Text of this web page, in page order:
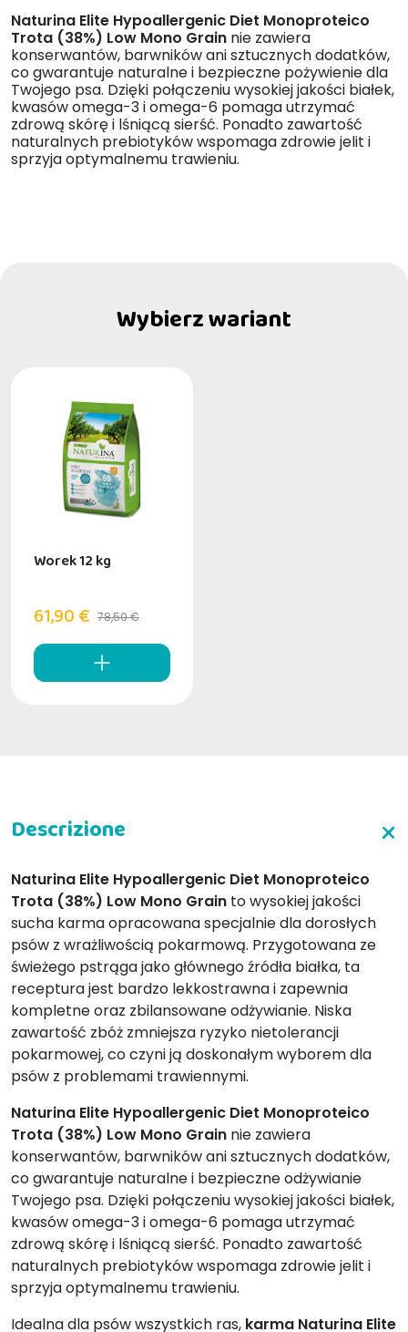
Naturina Elite Hypoallergenic Diet Monoproteico
Trota (38%) Low Mono Grain nie zawiera
konserwantów, barwników ani sztucznych dodatków,
co gwarantuje naturalne i bezpieczne pożywienie dla
Twojego psa. Dzięki połączeniu wysokiej jakości białek,
kwasów omega-3 i omega-6 pomaga utrzymać
zdrową skórę i lśniącą sierść. Ponadto zawartość
naturalnych prebiotyków wspomaga zdrowie jelit i
sprzyja optymalnemu trawieniu.
Wybierz wariant
Worek 12 kg
61,90 € 78,50 €
Naturina Elite Hypoallergenic Diet Monoproteico
Trota (38%) Low Mono Grain to wysokiej jakości
sucha karma opracowana specjalnie dla dorosłych
psów z wrażliwością pokarmową. Przygotowana ze
świeżego pstrąga jako głównego źródła białka, ta
receptura jest bardzo lekkostrawna i zapewnia
kompletne oraz zbilansowane odżywianie. Niska
zawartość zbóż zmniejsza ryzyko nietolerancji
pokarmowej, co czyni ją doskonałym wyborem dla
psów z problemami trawiennymi.
Naturina Elite Hypoallergenic Diet Monoproteico
Trota (38%) Low Mono Grain nie zawiera
konserwantów, barwników ani sztucznych dodatków,
co gwarantuje naturalne i bezpieczne odżywianie
Twojego psa. Dzięki połączeniu wysokiej jakości białek,
kwasów omega-3 i omega-6 pomaga utrzymać
zdrową skórę i lśniącą sierść. Ponadto zawartość
naturalnych prebiotyków wspomaga zdrowie jelit i
sprzyja optymalnemu trawieniu.
Idealna dla psów wszystkich ras, karma Naturina Elite